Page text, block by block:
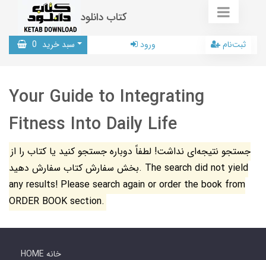
کتاب دانلود
سبد خرید 0 ورود ثبت‌نام
Your Guide to Integrating
Fitness Into Daily Life
جستجو نتیجه‌ای نداشت! لطفاً دوباره جستجو کنید یا کتاب را از
بخش سفارش کتاب سفارش دهید. The search did not yield
any results! Please search again or order the book from
ORDER BOOK section.
HOME خانه